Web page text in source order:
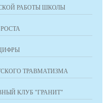
РАБОТЫ ШКОЛЫ
ТРАВМАТИЗМА
КЛУБ "ГРАНИТ"